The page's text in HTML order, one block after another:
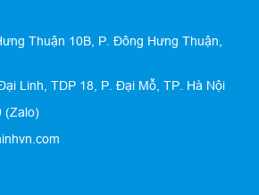
Thuận 10B, P. Đông Hưng Thuận,
Linh, TDP 18, P. Đại Mỗ, TP. Hà Nội
(Zalo)